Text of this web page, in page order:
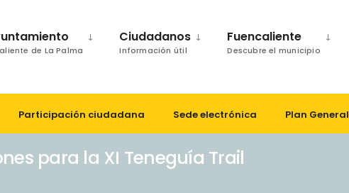
de La Palma
Ciudadanos
Información útil
Fuencaliente
Descubre el municipio
Participación ciudadana Sede electrónica Plan General
para la XI Teneguía Trail